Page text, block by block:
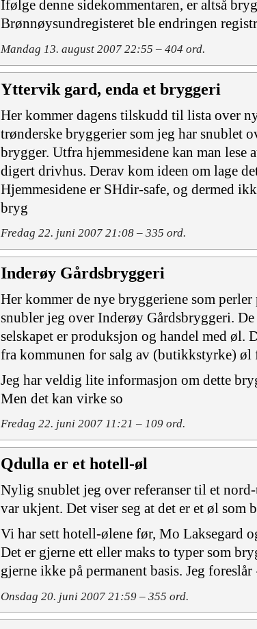
Ifølge denne sidekommentaren, er altså
Brønnøysundregisteret ble endringen
Mandag 13. august 2007 22:55 – 404 ord.
Yttervik gard, enda et bryggeri
Her kommer dagens tilskudd til lista over
trønderske bryggerier som jeg har snublet
brygger. Utfra hjemmesidene kan man
digert drivhus. Derav kom ideen om lage
Hjemmesidene er SHdir-safe, og dermed
bryg
Fredag 22. juni 2007 21:08 – 335 ord.
Inderøy Gårdsbryggeri
Her kommer de nye bryggeriene som
snubler jeg over Inderøy Gårdsbryggeri.
selskapet er produksjon og handel med
fra kommunen for salg av (butikkstyrke) øl
Jeg har veldig lite informasjon om dette
Men det kan virke so
Fredag 22. juni 2007 11:21 – 109 ord.
Qdulla er et hotell-øl
Nylig snublet jeg over referanser til et
var ukjent. Det viser seg at det er et øl som
Vi har sett hotell-ølene før, Mo Laksegard
Det er gjerne ett eller maks to typer som
gjerne ikke på permanent basis. Jeg
Onsdag 20. juni 2007 21:59 – 355 ord.